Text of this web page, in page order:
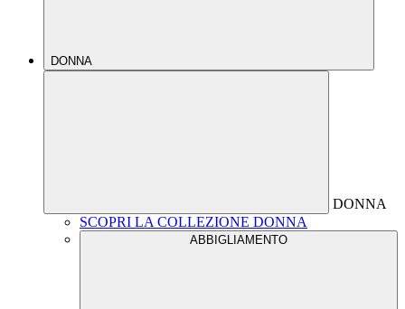
DONNA
DONNA
SCOPRI LA COLLEZIONE DONNA
ABBIGLIAMENTO